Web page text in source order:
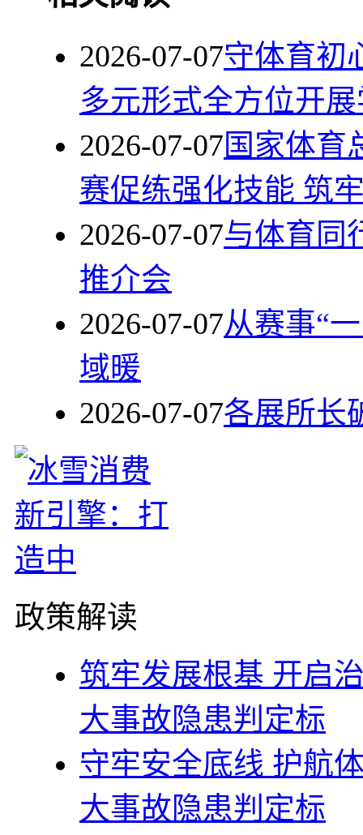
2026-07-07守体育初
多元形式全方位开
2026-07-07国家体育
赛促练强化技能 筑
2026-07-07与体育同
推介会
2026-07-07从赛事“
域暖
2026-07-07各展所长
政策解读
筑牢发展根基 开启
大事故隐患判定标
守牢安全底线 护航
大事故隐患判定标